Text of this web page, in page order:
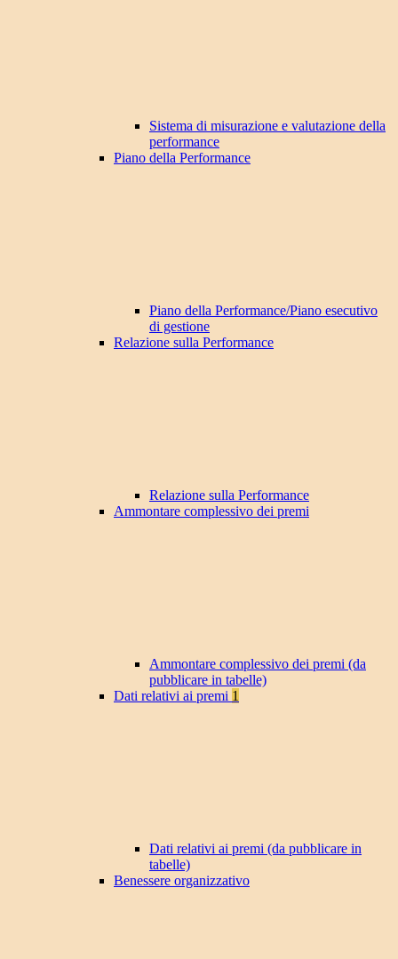
Sistema di misurazione e valutazione della
performance
Piano della Performance
Piano della Performance/Piano esecutivo
di gestione
Relazione sulla Performance
Relazione sulla Performance
Ammontare complessivo dei premi
Ammontare complessivo dei premi (da
pubblicare in tabelle)
Dati relativi ai premi 1
Dati relativi ai premi (da pubblicare in
tabelle)
Benessere organizzativo